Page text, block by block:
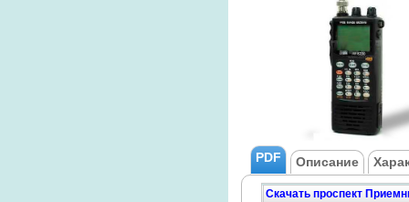
PDF Описание
Скачать проспект